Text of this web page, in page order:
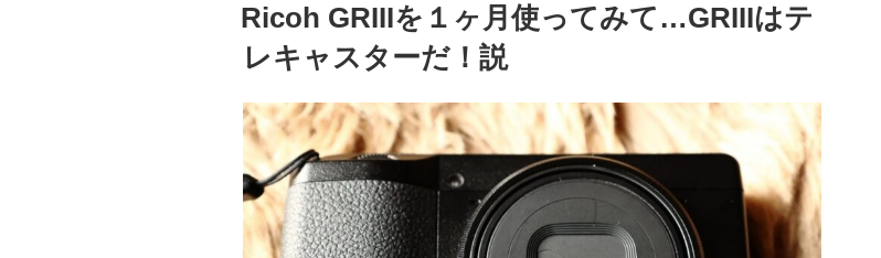
日:
Ricoh GRIIIを１ヶ月使ってみて…GRIIIはテ
レキャスターだ！説